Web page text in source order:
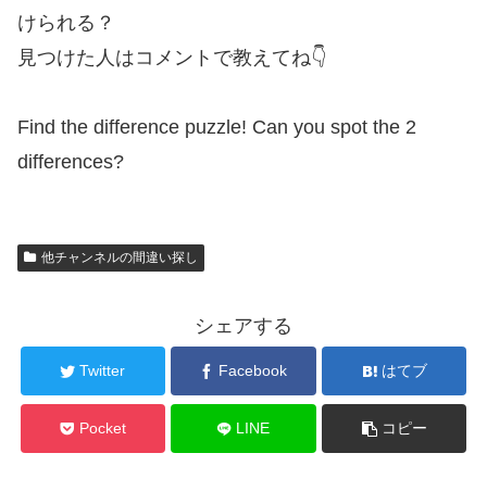
けられる？
見つけた人はコメントで教えてね👇
Find the difference puzzle! Can you spot the 2
differences?
他チャンネルの間違い探し
シェアする
Twitter Facebook はてブ
Pocket LINE コピー